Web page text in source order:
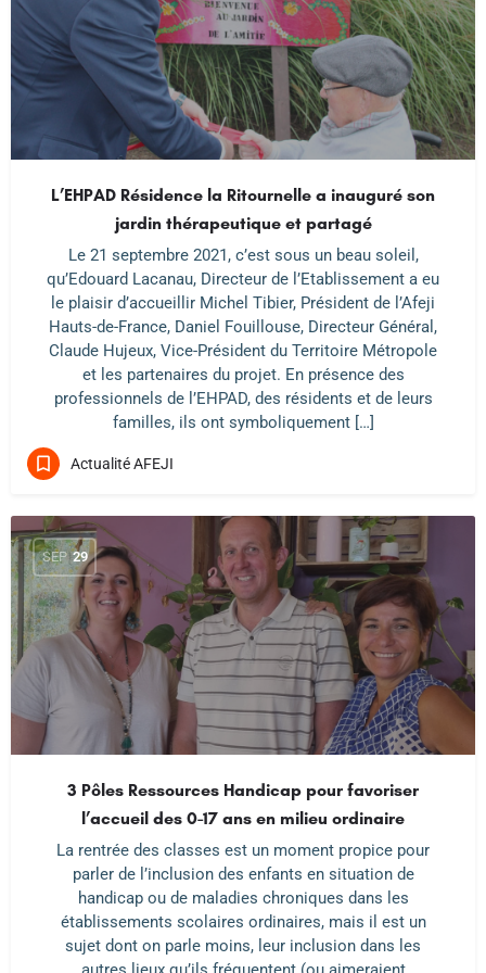
L’EHPAD Résidence la Ritournelle a inauguré son
jardin thérapeutique et partagé
Le 21 septembre 2021, c’est sous un beau soleil,
qu’Edouard Lacanau, Directeur de l’Etablissement a eu
le plaisir d’accueillir Michel Tibier, Président de l’Afeji
Hauts-de-France, Daniel Fouillouse, Directeur Général,
Claude Hujeux, Vice-Président du Territoire Métropole
et les partenaires du projet. En présence des
professionnels de l’EHPAD, des résidents et de leurs
familles, ils ont symboliquement […]
Actualité AFEJI
SEP 29
3 Pôles Ressources Handicap pour favoriser
l’accueil des 0-17 ans en milieu ordinaire
La rentrée des classes est un moment propice pour
parler de l’inclusion des enfants en situation de
handicap ou de maladies chroniques dans les
établissements scolaires ordinaires, mais il est un
sujet dont on parle moins, leur inclusion dans les